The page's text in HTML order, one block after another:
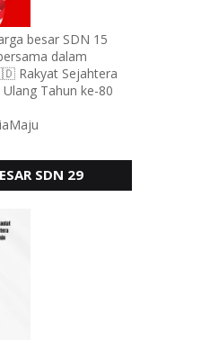
besar SDN 15
dalam
Rakyat Sejahtera
Tahun ke-80
SDN 29